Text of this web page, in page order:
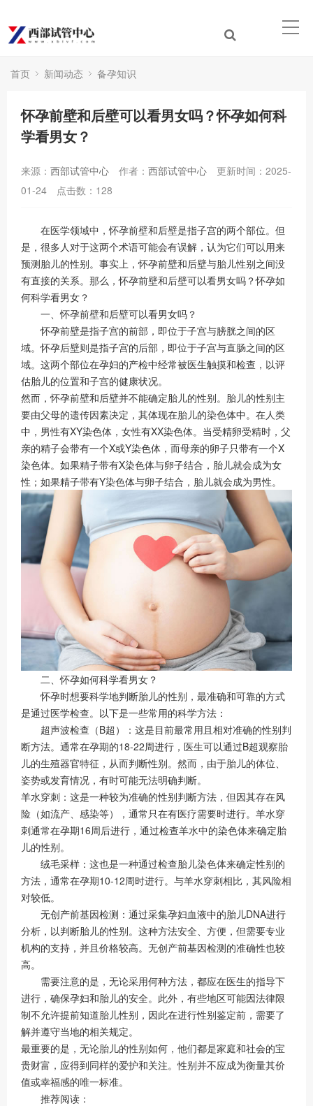
首页 新闻动态 备孕知识
怀孕前壁和后壁可以看男女吗？怀孕如何科
学看男女？
来源： 西部试管中心 作者： 西部试管中心
更新时间：2025-
01-24
点击数： 128
在医学领域中，怀孕前壁和后壁是指子宫的两个部位。但
是，很多人对于这两个术语可能会有误解，认为它们可以用来
预测胎儿的性别。事实上，怀孕前壁和后壁与胎儿性别之间没
有直接的关系。那么，怀孕前壁和后壁可以看男女吗？怀孕如
何科学看男女？
一、怀孕前壁和后壁可以看男女吗？
怀孕前壁是指子宫的前部，即位于子宫与膀胱之间的区
域。怀孕后壁则是指子宫的后部，即位于子宫与直肠之间的区
域。这两个部位在孕妇的产检中经常被医生触摸和检查，以评
估胎儿的位置和子宫的健康状况。
然而，怀孕前壁和后壁并不能确定胎儿的性别。胎儿的性别主
要由父母的遗传因素决定，其体现在胎儿的染色体中。在人类
中，男性有XY染色体，女性有XX染色体。当受精卵受精时，父
亲的精子会带有一个X或Y染色体，而母亲的卵子只带有一个X
染色体。如果精子带有X染色体与卵子结合，胎儿就会成为女
性；如果精子带有Y染色体与卵子结合，胎儿就会成为男性。
二、怀孕如何科学看男女？
怀孕时想要科学地判断胎儿的性别，最准确和可靠的方式
是通过医学检查。以下是一些常用的科学方法：
超声波检查（B超）：这是目前最常用且相对准确的性别判
断方法。通常在孕期的18-22周进行，医生可以通过B超观察胎
儿的生殖器官特征，从而判断性别。然而，由于胎儿的体位、
姿势或发育情况，有时可能无法明确判断。
羊水穿刺：这是一种较为准确的性别判断方法，但因其存在风
险（如流产、感染等），通常只在有医疗需要时进行。羊水穿
刺通常在孕期16周后进行，通过检查羊水中的染色体来确定胎
儿的性别。
绒毛采样：这也是一种通过检查胎儿染色体来确定性别的
方法，通常在孕期10-12周时进行。与羊水穿刺相比，其风险相
对较低。
无创产前基因检测：通过采集孕妇血液中的胎儿DNA进行
分析，以判断胎儿的性别。这种方法安全、方便，但需要专业
机构的支持，并且价格较高。无创产前基因检测的准确性也较
高。
需要注意的是，无论采用何种方法，都应在医生的指导下
进行，确保孕妇和胎儿的安全。此外，有些地区可能因法律限
制不允许提前知道胎儿性别，因此在进行性别鉴定前，需要了
解并遵守当地的相关规定。
最重要的是，无论胎儿的性别如何，他们都是家庭和社会的宝
贵财富，应得到同样的爱护和关注。性别并不应成为衡量其价
值或幸福感的唯一标准。
推荐阅读：